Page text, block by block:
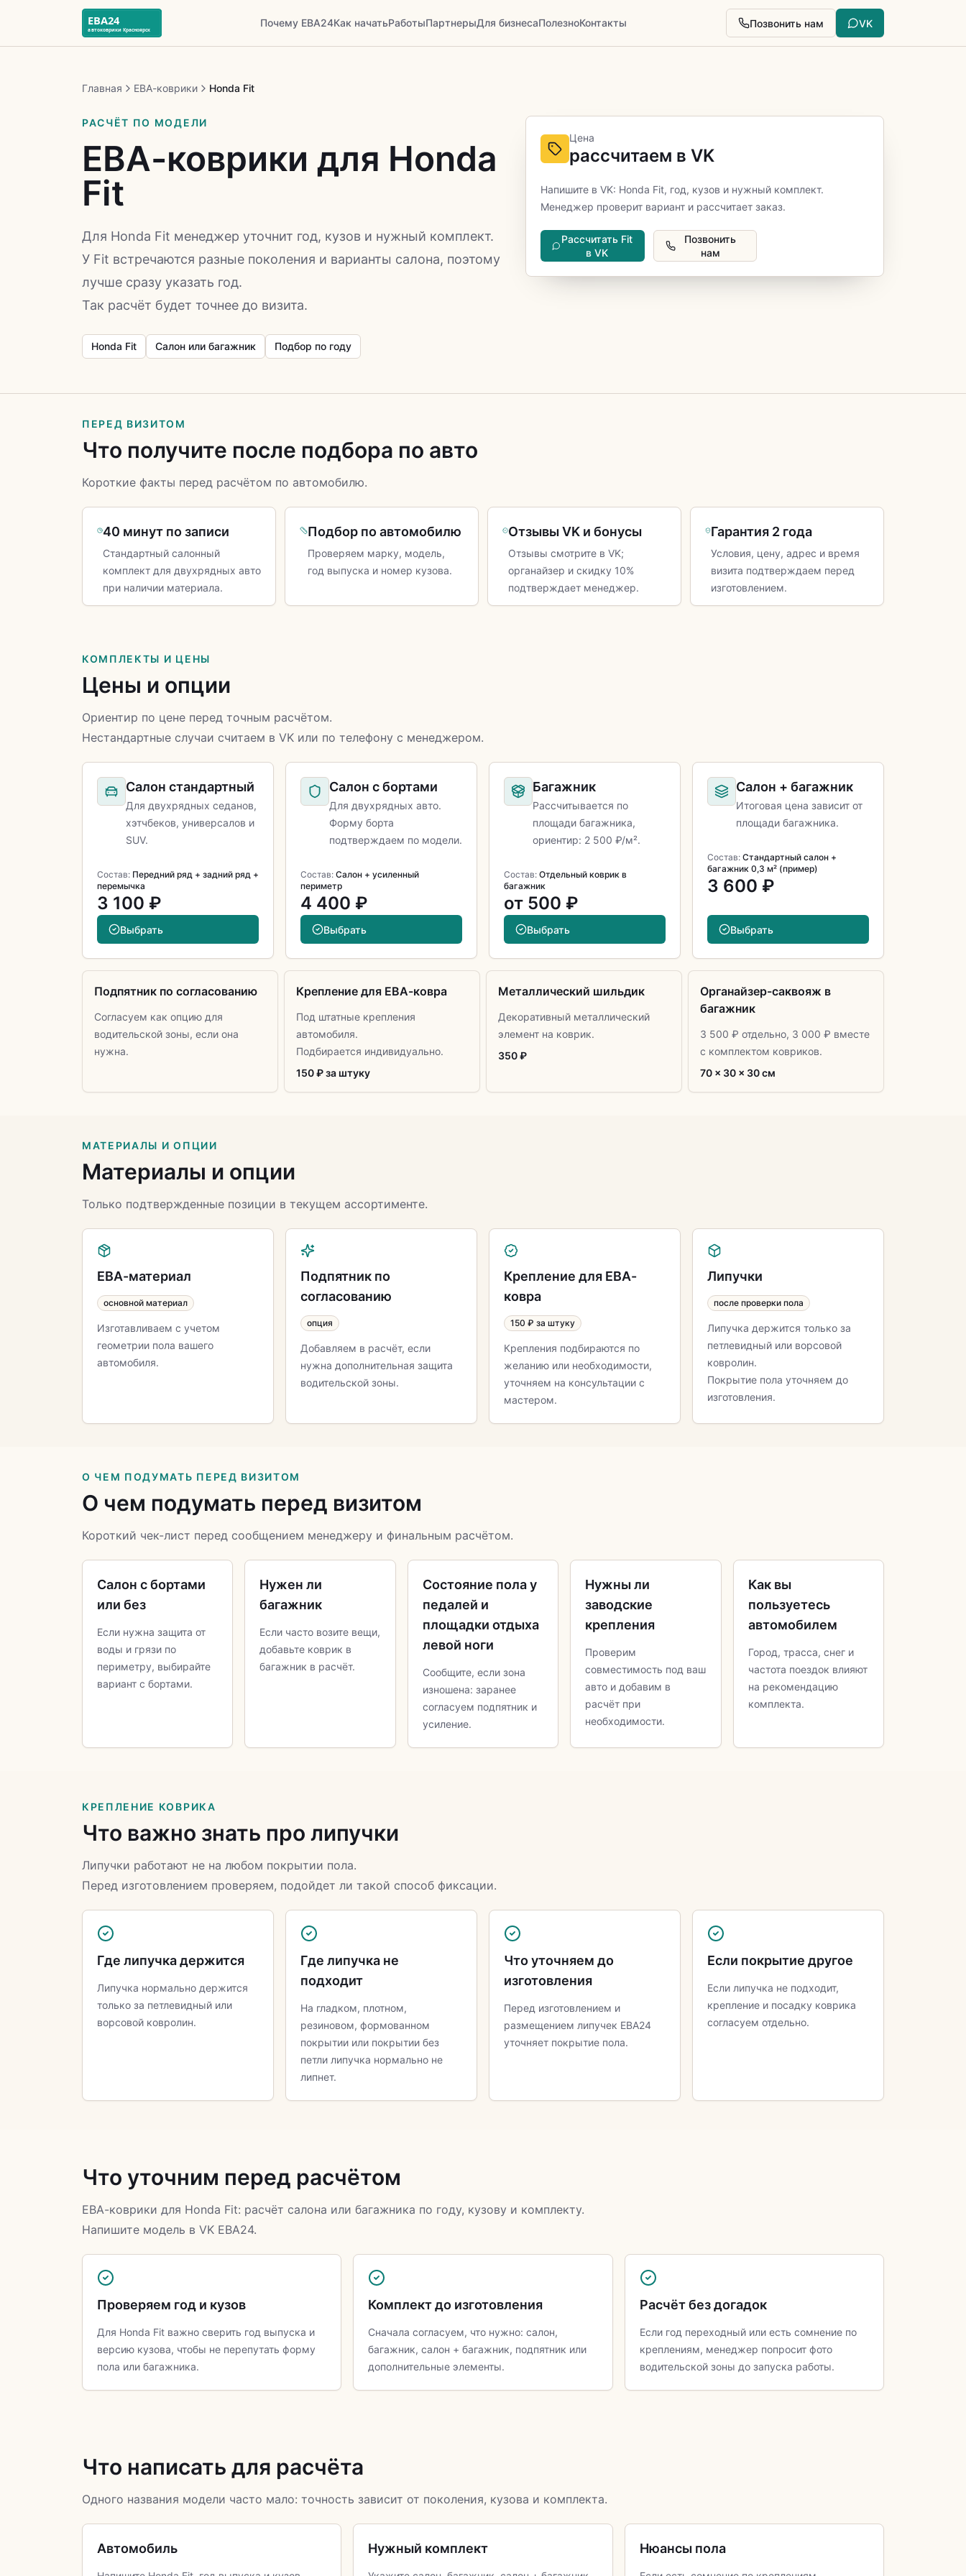
Почему ЕВА24Как начатьРаботыПартнерыДля бизнесаПолезноКонтакты Позвонить нам VK
Главная ЕВА-коврики Honda Fit
РАСЧЁТ ПО МОДЕЛИ
ЕВА-коврики для Honda
Fit
Для Honda Fit менеджер уточнит год, кузов и нужный комплект.
У Fit встречаются разные поколения и варианты салона, поэтому
лучше сразу указать год.
Так расчёт будет точнее до визита.
Honda Fit Салон или багажник Подбор по году
Цена
рассчитаем в VK
Напишите в VK: Honda Fit, год, кузов и нужный комплект.
Менеджер проверит вариант и рассчитает заказ.
Рассчитать Fit
в VK
Позвонить
нам
ПЕРЕД ВИЗИТОМ
Что получите после подбора по авто
Короткие факты перед расчётом по автомобилю.
40 минут по записи
Стандартный салонный
комплект для двухрядных авто
при наличии материала.
Подбор по автомобилю
Проверяем марку, модель,
год выпуска и номер кузова.
Отзывы VK и бонусы
Отзывы смотрите в VK;
органайзер и скидку 10%
подтверждает менеджер.
Гарантия 2 года
Условия, цену, адрес и время
визита подтверждаем перед
изготовлением.
КОМПЛЕКТЫ И ЦЕНЫ
Цены и опции
Ориентир по цене перед точным расчётом.
Нестандартные случаи считаем в VK или по телефону с менеджером.
Салон стандартный
Для двухрядных седанов,
хэтчбеков, универсалов и
SUV.
Состав: Передний ряд + задний ряд +
перемычка
3 100 ₽
Выбрать
Салон с бортами
Для двухрядных авто.
Форму борта
подтверждаем по модели.
Состав: Салон + усиленный
периметр
4 400 ₽
Выбрать
Багажник
Рассчитывается по
площади багажника,
ориентир: 2 500 ₽/м².
Состав: Отдельный коврик в
багажник
от 500 ₽
Выбрать
Салон + багажник
Итоговая цена зависит от
площади багажника.
Состав: Стандартный салон +
багажник 0,3 м² (пример)
3 600 ₽
Выбрать
Подпятник по согласованию
Согласуем как опцию для
водительской зоны, если она
нужна.
Крепление для ЕВА-ковра
Под штатные крепления
автомобиля.
Подбирается индивидуально.
150 ₽ за штуку
Металлический шильдик
Декоративный металлический
элемент на коврик.
350 ₽
Органайзер-саквояж в
багажник
3 500 ₽ отдельно, 3 000 ₽ вместе
с комплектом ковриков.
70 × 30 × 30 см
МАТЕРИАЛЫ И ОПЦИИ
Материалы и опции
Только подтвержденные позиции в текущем ассортименте.
ЕВА-материал
основной материал
Изготавливаем с учетом
геометрии пола вашего
автомобиля.
Подпятник по
согласованию
опция
Добавляем в расчёт, если
нужна дополнительная защита
водительской зоны.
Крепление для ЕВА-
ковра
150 ₽ за штуку
Крепления подбираются по
желанию или необходимости,
уточняем на консультации с
мастером.
Липучки
после проверки пола
Липучка держится только за
петлевидный или ворсовой
ковролин.
Покрытие пола уточняем до
изготовления.
О ЧЕМ ПОДУМАТЬ ПЕРЕД ВИЗИТОМ
О чем подумать перед визитом
Короткий чек-лист перед сообщением менеджеру и финальным расчётом.
Салон с бортами
или без
Если нужна защита от
воды и грязи по
периметру, выбирайте
вариант с бортами.
Нужен ли
багажник
Если часто возите вещи,
добавьте коврик в
багажник в расчёт.
Состояние пола у
педалей и
площадки отдыха
левой ноги
Сообщите, если зона
изношена: заранее
согласуем подпятник и
усиление.
Нужны ли
заводские
крепления
Проверим
совместимость под ваш
авто и добавим в
расчёт при
необходимости.
Как вы
пользуетесь
автомобилем
Город, трасса, снег и
частота поездок влияют
на рекомендацию
комплекта.
КРЕПЛЕНИЕ КОВРИКА
Что важно знать про липучки
Липучки работают не на любом покрытии пола.
Перед изготовлением проверяем, подойдет ли такой способ фиксации.
Где липучка держится
Липучка нормально держится
только за петлевидный или
ворсовой ковролин.
Где липучка не
подходит
На гладком, плотном,
резиновом, формованном
покрытии или покрытии без
петли липучка нормально не
липнет.
Что уточняем до
изготовления
Перед изготовлением и
размещением липучек ЕВА24
уточняет покрытие пола.
Если покрытие другое
Если липучка не подходит,
крепление и посадку коврика
согласуем отдельно.
Что уточним перед расчётом
ЕВА-коврики для Honda Fit: расчёт салона или багажника по году, кузову и комплекту.
Напишите модель в VK ЕВА24.
Проверяем год и кузов
Для Honda Fit важно сверить год выпуска и
версию кузова, чтобы не перепутать форму
пола или багажника.
Комплект до изготовления
Сначала согласуем, что нужно: салон,
багажник, салон + багажник, подпятник или
дополнительные элементы.
Расчёт без догадок
Если год переходный или есть сомнение по
креплениям, менеджер попросит фото
водительской зоны до запуска работы.
Что написать для расчёта
Одного названия модели часто мало: точность зависит от поколения, кузова и комплекта.
Автомобиль Нужный комплект Нюансы пола